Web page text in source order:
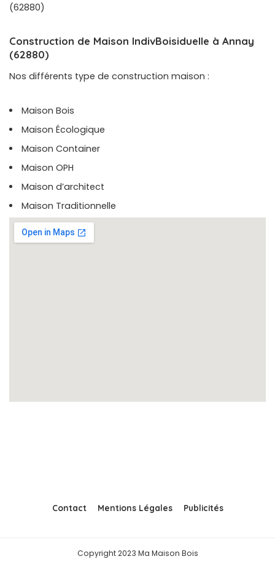
(62880)
Construction de Maison IndivBoisiduelle à Annay
(62880)
Nos différents type de construction maison :
Maison Bois
Maison Écologique
Maison Container
Maison OPH
Maison d’architect
Maison Traditionnelle
Contact Mentions Légales Publicités
Copyright 2023 Ma Maison Bois